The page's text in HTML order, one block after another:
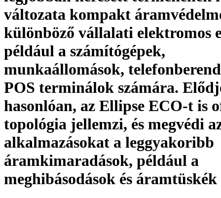
változata kompakt
különböző vállalati elektromos
például a számítógépek,
munkaállomások,
POS terminálok számára.
hasonlóan, az Ellipse ECO-t is
topológia jellemzi, és megvédi
alkalmazásokat a leggyakoribb
áramkimaradások, például a
meghibásodások és áramtüskék